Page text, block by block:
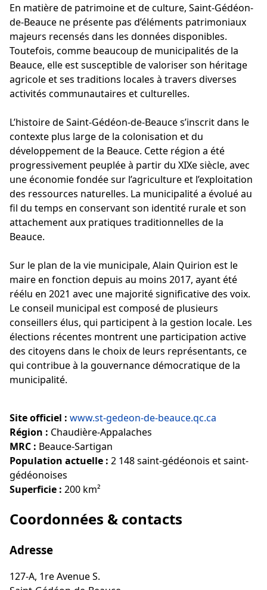
En matière de patrimoine et de culture, Saint-Gédéon-
de-Beauce ne présente pas d’éléments patrimoniaux
majeurs recensés dans les données disponibles.
Toutefois, comme beaucoup de municipalités de la
Beauce, elle est susceptible de valoriser son héritage
agricole et ses traditions locales à travers diverses
activités communautaires et culturelles.
L’histoire de Saint-Gédéon-de-Beauce s’inscrit dans le
contexte plus large de la colonisation et du
développement de la Beauce. Cette région a été
progressivement peuplée à partir du XIXe siècle, avec
une économie fondée sur l’agriculture et l’exploitation
des ressources naturelles. La municipalité a évolué au
fil du temps en conservant son identité rurale et son
attachement aux pratiques traditionnelles de la
Beauce.
Sur le plan de la vie municipale, Alain Quirion est le
maire en fonction depuis au moins 2017, ayant été
réélu en 2021 avec une majorité significative des voix.
Le conseil municipal est composé de plusieurs
conseillers élus, qui participent à la gestion locale. Les
élections récentes montrent une participation active
des citoyens dans le choix de leurs représentants, ce
qui contribue à la gouvernance démocratique de la
municipalité.
Site officiel : www.st-gedeon-de-beauce.qc.ca
Région : Chaudière-Appalaches
MRC : Beauce-Sartigan
Population actuelle : 2 148 saint-gédéonois et saint-
gédéonoises
Superficie : 200 km²
Coordonnées & contacts
Adresse
127-A, 1re Avenue S.